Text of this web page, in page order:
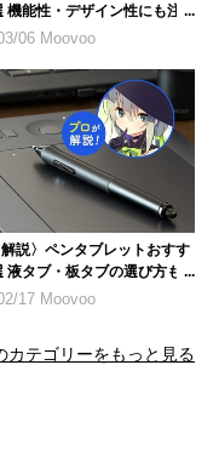
機能性・デザイン性にも注
06 Moovoo
解説〉ペンタブレットおすす
液タブ・板タブの選び方も
17 Moovoo
カテゴリーをもっと見る